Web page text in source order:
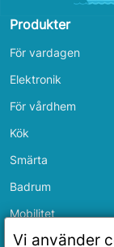
Produkter
För vardagen
Elektronik
För vårdhem
Kök
Smärta
Badrum
Mobilitet
Sovrum
Vi använder